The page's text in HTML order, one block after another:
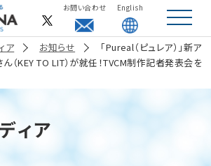
お問い合わせ English
toggle
ア お知らせ
「Pureal（ピュレア）」新ア
（KEY TO LIT）が就任！TVCM制作記者発表会を
ィア